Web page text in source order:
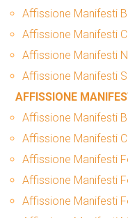
Affissione Manifesti
Affissione Manifesti
Affissione Manifesti
Affissione Manifesti
AFFISSIONE
Affissione Manifesti
Affissione Manifesti
Affissione Manifesti
Affissione Manifesti
Affissione Manifesti